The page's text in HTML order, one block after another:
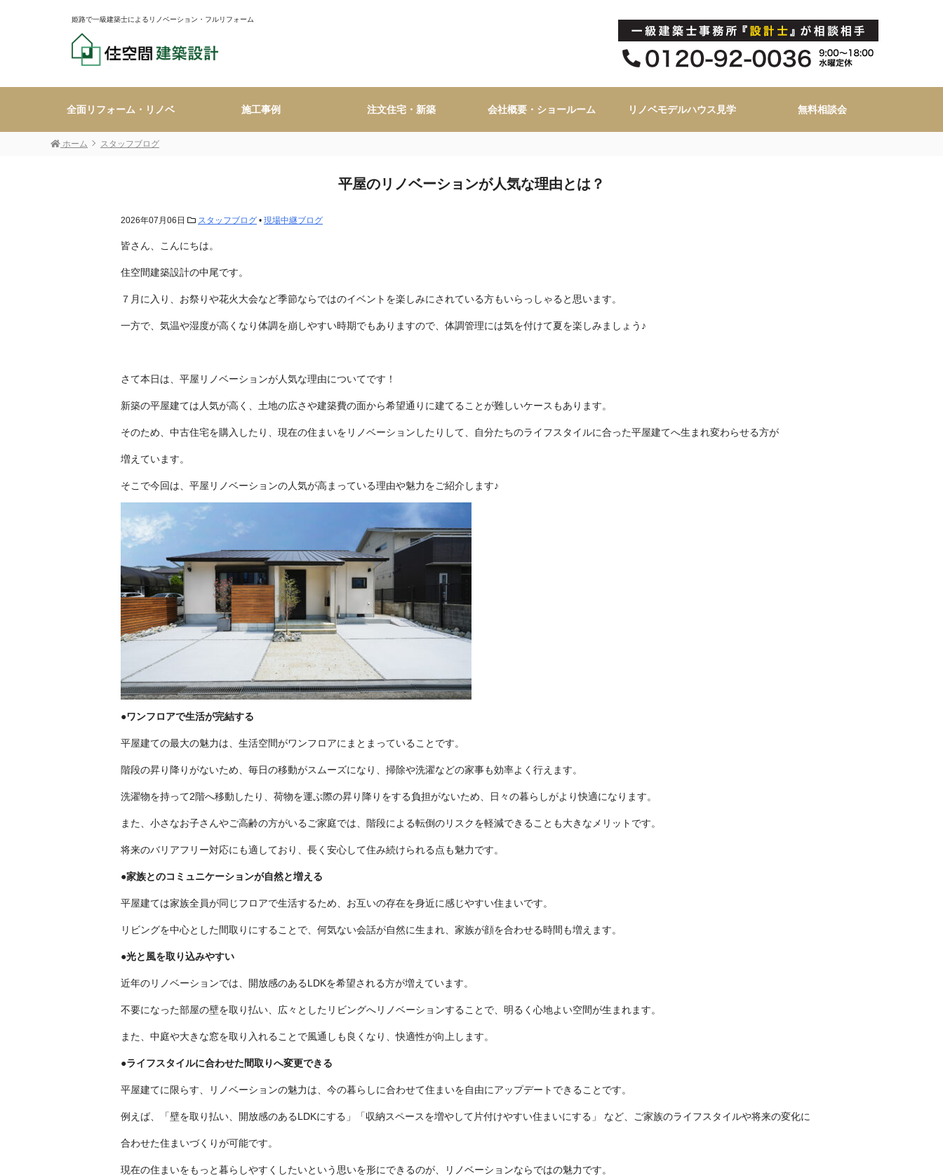
姫路で一級建築士によるリノベーション・フルリフォーム
全面リフォーム・リノベ 施工事例 注文住宅・新築 会社概要・ショールーム リノベモデルハウス見学 無料相談会
ホーム スタッフブログ
平屋のリノベーションが人気な理由とは？
2026年07月06日 スタッフブログ • 現場中継ブログ
皆さん、こんにちは。
住空間建築設計の中尾です。
７月に入り、お祭りや花火大会など季節ならではのイベントを楽しみにされている方もいらっしゃると思います。
一方で、気温や湿度が高くなり体調を崩しやすい時期でもありますので、体調管理には気を付けて夏を楽しみましょう♪
さて本日は、平屋リノベーションが人気な理由についてです！
新築の平屋建ては人気が高く、土地の広さや建築費の面から希望通りに建てることが難しいケースもあります。
そのため、中古住宅を購入したり、現在の住まいをリノベーションしたりして、自分たちのライフスタイルに合った平屋建てへ生まれ変わらせる方が
増えています。
そこで今回は、平屋リノベーションの人気が高まっている理由や魅力をご紹介します♪
●ワンフロアで生活が完結する
平屋建ての最大の魅力は、生活空間がワンフロアにまとまっていることです。
階段の昇り降りがないため、毎日の移動がスムーズになり、掃除や洗濯などの家事も効率よく行えます。
洗濯物を持って2階へ移動したり、荷物を運ぶ際の昇り降りをする負担がないため、日々の暮らしがより快適になります。
また、小さなお子さんやご高齢の方がいるご家庭では、階段による転倒のリスクを軽減できることも大きなメリットです。
将来のバリアフリー対応にも適しており、長く安心して住み続けられる点も魅力です。
●家族とのコミュニケーションが自然と増える
平屋建ては家族全員が同じフロアで生活するため、お互いの存在を身近に感じやすい住まいです。
リビングを中心とした間取りにすることで、何気ない会話が自然に生まれ、家族が顔を合わせる時間も増えます。
●光と風を取り込みやすい
近年のリノベーションでは、開放感のあるLDKを希望される方が増えています。
不要になった部屋の壁を取り払い、広々としたリビングへリノベーションすることで、明るく心地よい空間が生まれます。
また、中庭や大きな窓を取り入れることで風通しも良くなり、快適性が向上します。
●ライフスタイルに合わせた間取りへ変更できる
平屋建てに限らす、リノベーションの魅力は、今の暮らしに合わせて住まいを自由にアップデートできることです。
例えば、「壁を取り払い、開放感のあるLDKにする」「収納スペースを増やして片付けやすい住まいにする」 など、ご家族のライフスタイルや将来の変化に
合わせた住まいづくりが可能です。
現在の住まいをもっと暮らしやすくしたいという思いを形にできるのが、リノベーションならではの魅力です。